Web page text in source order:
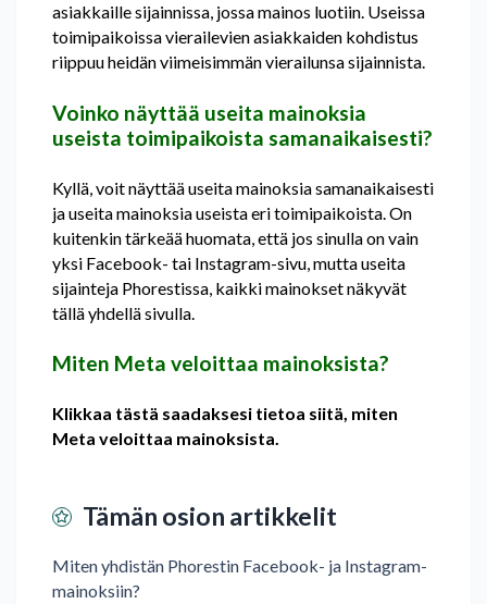
asiakkaille sijainnissa, jossa mainos luotiin. Useissa
toimipaikoissa vierailevien asiakkaiden kohdistus
riippuu heidän viimeisimmän vierailunsa sijainnista.
Voinko näyttää useita mainoksia
useista toimipaikoista samanaikaisesti?
Kyllä, voit näyttää useita mainoksia samanaikaisesti
ja useita mainoksia useista eri toimipaikoista. On
kuitenkin tärkeää huomata, että jos sinulla on vain
yksi Facebook- tai Instagram-sivu, mutta useita
sijainteja Phorestissa, kaikki mainokset näkyvät
tällä yhdellä sivulla.
Miten Meta veloittaa mainoksista?
Klikkaa tästä saadaksesi tietoa siitä, miten
Meta veloittaa mainoksista.
Tämän osion artikkelit
Miten yhdistän Phorestin Facebook- ja Instagram-
mainoksiin?